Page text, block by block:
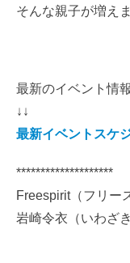
そんな親子が増え
最新のイベント情
↓↓
最新イベントスケ
********************
Freespirit（フリー
岩崎令衣（いわざ